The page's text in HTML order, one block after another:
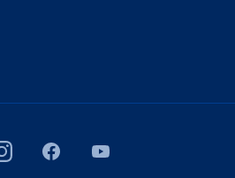
InstagramFacebook